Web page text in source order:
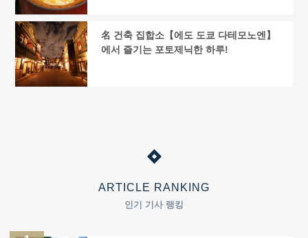
名 건축 집합소【에도 도쿄 다테모노엔】
에서 즐기는 포토제닉한 하루!
ARTICLE RANKING
인기 기사 랭킹